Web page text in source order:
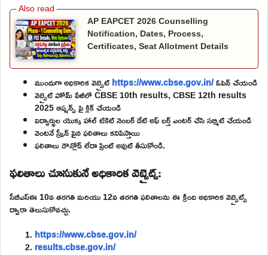
AP EAPCET 2026 Counselling
Notification, Dates, Process,
Certificates, Seat Allotment Details
ముందుగా అధికారిక వెబ్సైట్https://www.cbse.gov.in/ఓపెన్ చేయండి
వెబ్సైట్ హోమ్ పేజీలో CBSE 10th results, CBSE 12th results
2025 ఆప్షన్స్ పై క్లిక్ చేయండి
విద్యార్థుల యొక్క హాల్ టికెట్ నెంబర్ డేట్ అఫ్ బర్త్ ఎంటర్ చేసి సబ్మిట్ చేయండి
వెంటనే స్క్రీన్ పైన ఫలితాలు కనిపిస్తాయి
ఫలితాలు డౌన్లోడ్ లేదా ప్రింట్ అవుట్ తీసుకోండి.
ఫలితాలు చూసుకునే అధికారిక వెబ్సైట్స్:
సీబీఎస్ఈ 10వ తరగతి మరియు 12వ తరగతి ఫలితాలను ఈ క్రింది అధికారిక వెబ్సైట్స్
ద్వారా తెలుసుకోవచ్చు.
https://www.cbse.gov.in/
results.cbse.gov.in/